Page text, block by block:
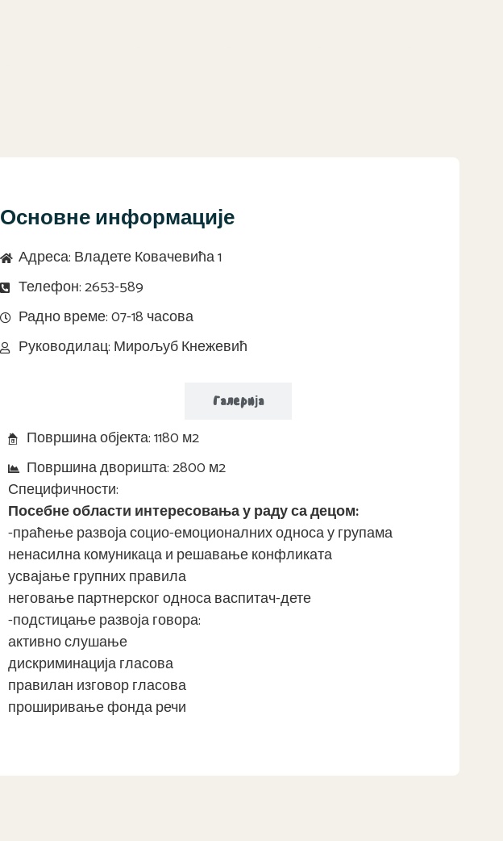
Основне информације
Адреса: Владете Ковачевића 1
Телефон: 2653-589
Радно време: 07-18 часова
Руководилац: Мирољуб Кнежевић
Галерија
Површина објекта: 1180 м2
Површина дворишта: 2800 м2
Специфичности:
Посебне области интересовања у раду са децом:
-праћење развоја социо-емоционалних односа у групама
ненасилна комуникаца и решавање конфликата
усвајање групних правила
неговање партнерског односа васпитач-дете
-подстицање развоја говора:
активно слушање
дискриминација гласова
правилан изговор гласова
проширивање фонда речи